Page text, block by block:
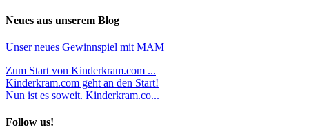
Neues aus unserem Blog
Unser neues Gewinnspiel mit MAM
Zum Start von Kinderkram.com ...
Kinderkram.com geht an den Start!
Nun ist es soweit. Kinderkram.co...
Follow us!